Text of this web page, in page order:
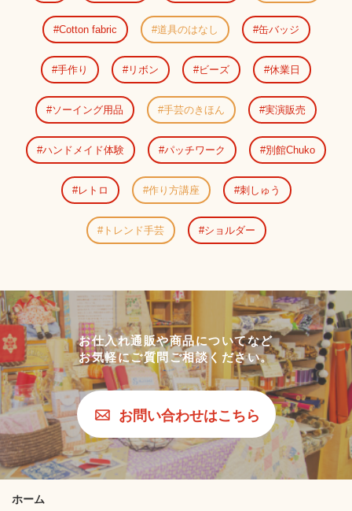
Cotton fabric 道具のはなし 缶バッジ
手作り リボン ビーズ 休業日
ソーイング用品 手芸のきほん 実演販売
ハンドメイド体験 パッチワーク 別館Chuko
レトロ 作り方講座 刺しゅう
トレンド手芸 ショルダー
お仕入れ通販や商品についてなど
お気軽にご質問ご相談ください。
お問い合わせはこちら
ホーム